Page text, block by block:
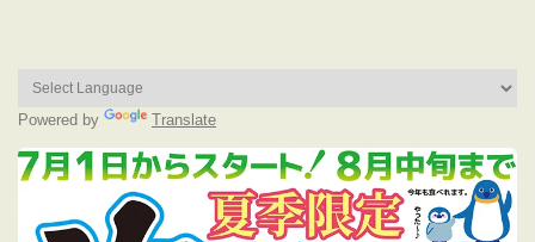
Powered by Translate